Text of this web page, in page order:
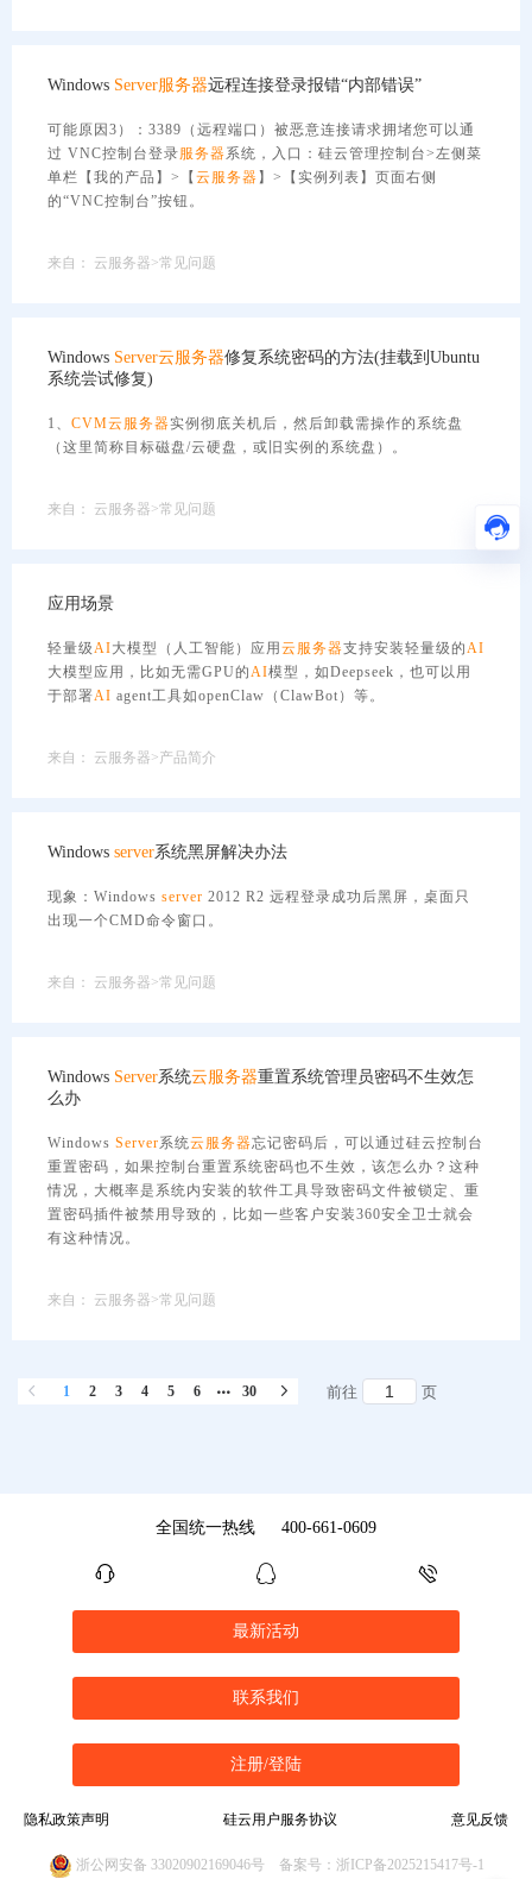
Windows Server服务器远程连接登录报错“内部错误”
可能原因3）：3389（远程端口）被恶意连接请求拥堵您可以通
过 VNC控制台登录服务器系统，入口：硅云管理控制台>左侧菜
单栏【我的产品】>【 云服务器 】>【实例列表】页面右侧
的“VNC控制台”按钮。
来自： 云服务器>常见问题
Windows Server云服务器修复系统密码的方法(挂载到Ubuntu
系统尝试修复)
1、 CVM云服务器实例彻底关机后，然后卸载需操作的系统盘
（这里简称目标磁盘/云硬盘，或旧实例的系统盘）。
来自： 云服务器>常见问题
应用场景
轻量级AI大模型（人工智能）应用 云服务器支持安装轻量级的AI
大模型应用，比如无需GPU的AI模型，如Deepseek，也可以用
于部署AI agent工具如openClaw（ClawBot）等。
来自： 云服务器>产品简介
Windows server系统黑屏解决办法
现象：Windows server 2012 R2 远程登录成功后黑屏，桌面只
出现一个CMD命令窗口。
来自： 云服务器>常见问题
Windows Server系统云服务器重置系统管理员密码不生效怎
么办
Windows Server系统云服务器忘记密码后，可以通过硅云控制台
重置密码，如果控制台重置系统密码也不生效，该怎么办？这种
情况，大概率是系统内安装的软件工具导致密码文件被锁定、重
置密码插件被禁用导致的，比如一些客户安装360安全卫士就会
有这种情况。
来自： 云服务器>常见问题
1 2 3 4 5 6 30 前往 页
全国统一热线 400-661-0609
最新活动
联系我们
注册/登陆
隐私政策声明 硅云用户服务协议 意见反馈
浙公网安备 33020902169046号 备案号：浙ICP备2025215417号-1